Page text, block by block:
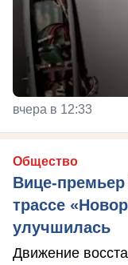
вчера в 12:33
Общество
Вице-
трассе
улучшилась
Движение